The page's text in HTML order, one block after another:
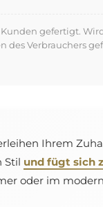
gefertigt.
Verbrauchers
Ihrem
Stil und fügt sich
oder im